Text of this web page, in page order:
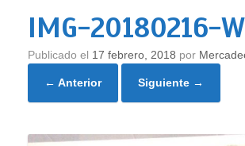
IMG-20180216-
Publicado el 17 febrero, 2018 por
← Anterior Siguiente →